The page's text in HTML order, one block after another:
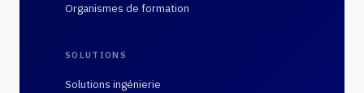
Organismes de formation
SOLUTIONS
Solutions ingénierie